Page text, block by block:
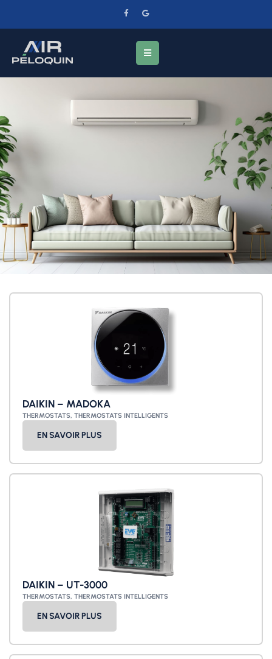
DAIKIN – MADOKA
THERMOSTATS, THERMOSTATS INTELLIGENTS
EN SAVOIR PLUS
DAIKIN – UT-3000
THERMOSTATS, THERMOSTATS INTELLIGENTS
EN SAVOIR PLUS